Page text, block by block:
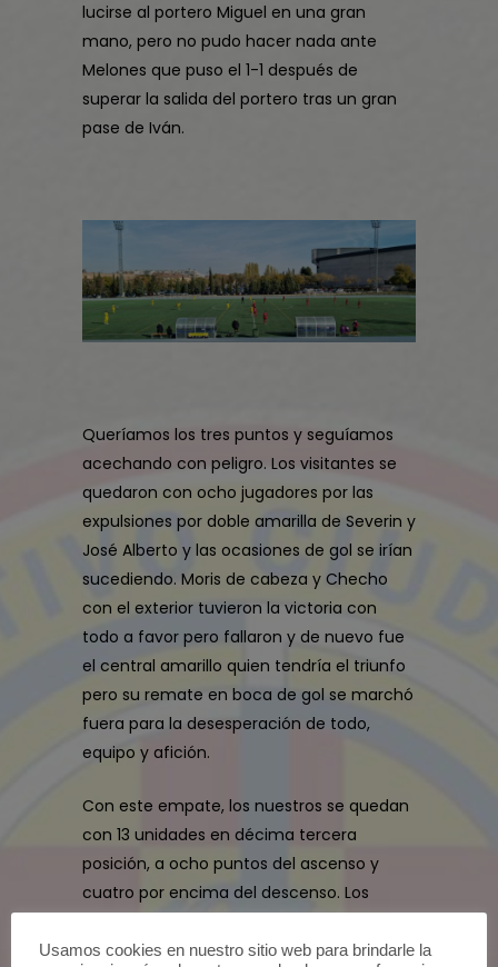
lucirse al portero Miguel en una gran
mano, pero no pudo hacer nada ante
Melones que puso el 1-1 después de
superar la salida del portero tras un gran
pase de Iván.
Queríamos los tres puntos y seguíamos
acechando con peligro. Los visitantes se
quedaron con ocho jugadores por las
expulsiones por doble amarilla de Severin y
José Alberto y las ocasiones de gol se irían
sucediendo. Moris de cabeza y Checho
con el exterior tuvieron la victoria con
todo a favor pero fallaron y de nuevo fue
el central amarillo quien tendría el triunfo
pero su remate en boca de gol se marchó
fuera para la desesperación de todo,
equipo y afición.
Con este empate, los nuestros se quedan
con 13 unidades en décima tercera
posición, a ocho puntos del ascenso y
cuatro por encima del descenso. Los
donde visitaremos al CD Unión
Usamos cookies en nuestro sitio web para brindarle la